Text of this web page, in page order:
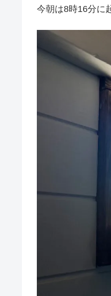
今朝は8時16分に